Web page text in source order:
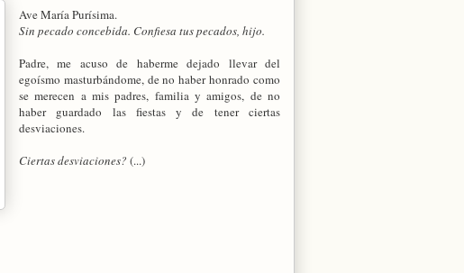
Ave María Purísima.
Sin pecado concebida. Confiesa tus pecados, hijo.
Padre, me acuso de haberme dejado llevar del
egoísmo masturbándome, de no haber honrado como
se merecen a mis padres, familia y amigos, de no
haber guardado las fiestas y de tener ciertas
desviaciones.
Ciertas desviaciones? (...)